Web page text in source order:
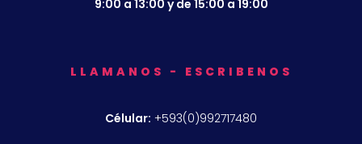
9:00 a 13:00 y de 15:00 a 19:00
LLAMANOS - ESCRIBENOS
Célular: +593(0)992717480